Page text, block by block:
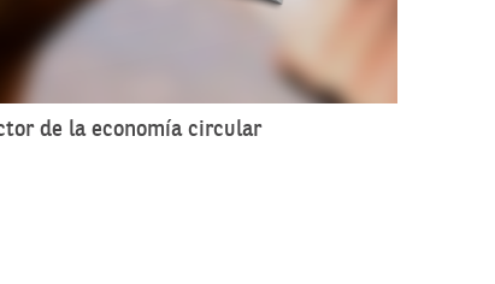
de la economía circular